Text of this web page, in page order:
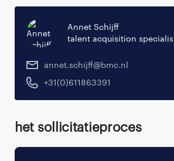
Annet Schijff
talent acquisition
annet.schijff@bmc.nl
+31(0)611863391
Het sollicitatieproces